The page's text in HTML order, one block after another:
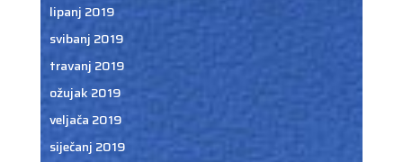
lipanj 2019
svibanj 2019
travanj 2019
ožujak 2019
veljača 2019
siječanj 2019